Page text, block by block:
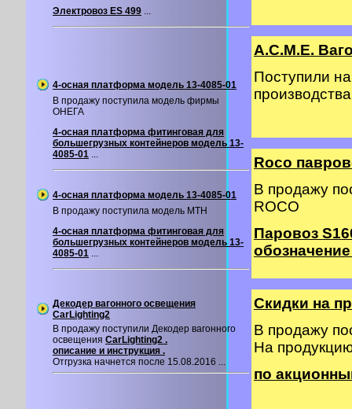
Электровоз ES 499 ...
4-осная платформа модель 13-4085-01
В продажу поступила модель фирмы
ОНЕГА
4-осная платформа фитинговая для
большегрузных контейнеров модель 13-
4085-01 ...
4-осная платформа модель 13-4085-01
В продажу поступила модель MTH
4-осная платформа фитинговая для
большегрузных контейнеров модель 13-
4085-01 ...
Декодер вагонного освещения
CarLighting2
В продажу поступили Декодер вагонного
освещения CarLighting2 .
описание и инструкция .
Отгрузка начнется после 15.08.2016 ...
A.C.M.E.
Поступили
Roco
В продажу
ROCO
Паровоз
Скидки на
В продажу
На
по